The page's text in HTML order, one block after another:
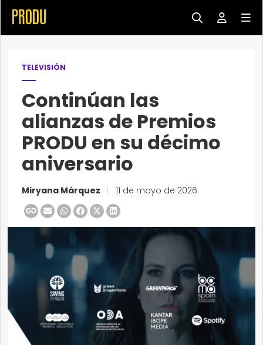
TELEVISIÓN
Continúan las
alianzas de Premios
PRODU en su décimo
aniversario
Miryana Márquez 11 de mayo de 2026